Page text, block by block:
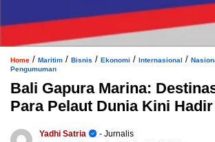
Home / Maritim / Bisnis / Ekonomi / Internasional /
Pengumuman
Bali Gapura Marina:
Para Pelaut Dunia Kini
Yadhi Satria
- Jurnalis